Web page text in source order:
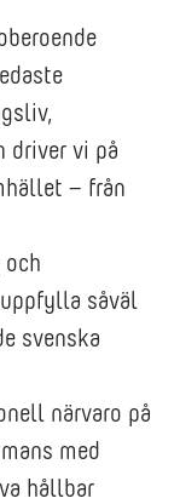
driver vi på
– från
såväl
svenska
närvaro på
med
hållbar